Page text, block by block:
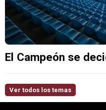
El Campeón se
Ver todos los temas